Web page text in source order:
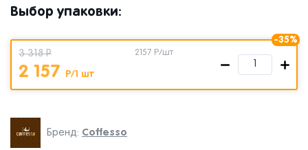
Бренд: Coffesso
Выбор упаковки:
-35%
3 318 Р
2 157 Р/1 шт
2157 Р/шт